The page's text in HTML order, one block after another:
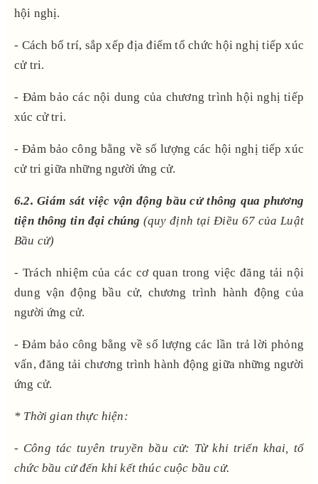
hội nghị.
- Cách bố trí, sắp xếp địa điểm tổ chức hội nghị tiếp xúc
cử tri.
- Đảm bảo các nội dung của chương trình hội nghị tiếp
xúc cử tri.
- Đảm bảo công bằng về số lượng các hội nghị tiếp xúc
cử tri giữa những người ứng cử.
6.2. Giám sát việc vận động bầu cử thông qua phương
tiện thông tin đại chúng (quy định tại Điều 67 của Luật
Bầu cử)
- Trách nhiệm của các cơ quan trong việc đăng tải nội
dung vận động bầu cử, chương trình hành động của
người ứng cử.
- Đảm bảo công bằng về số lượng các lần trả lời phỏng
vấn, đăng tải chương trình hành động giữa những người
ứng cử.
* Thời gian thực hiện:
- Công tác tuyên truyền bầu cử: Từ khi triển khai, tổ
chức bầu cử đến khi kết thúc cuộc bầu cử.